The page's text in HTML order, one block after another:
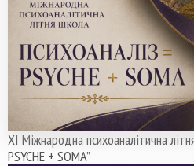
ХІ Міжнародна психоаналітична
PSYCHЕ + SOMA”